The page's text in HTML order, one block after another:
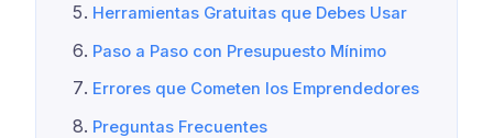
Herramientas Gratuitas que Debes Usar
Paso a Paso con Presupuesto Mínimo
Errores que Cometen los Emprendedores
Preguntas Frecuentes